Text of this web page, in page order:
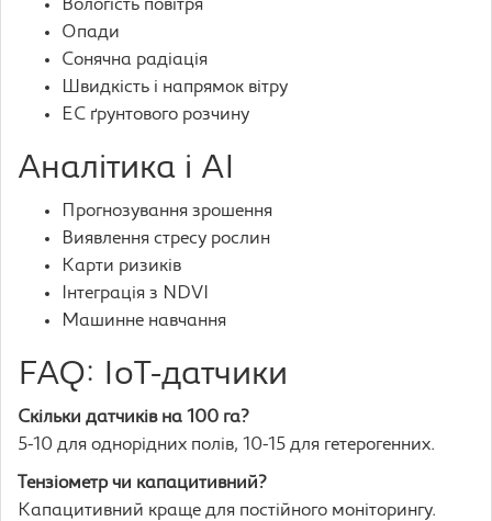
Вологість повітря
Опади
Сонячна радіація
Швидкість і напрямок вітру
EC ґрунтового розчину
Аналітика і AI
Прогнозування зрошення
Виявлення стресу рослин
Карти ризиків
Інтеграція з NDVI
Машинне навчання
FAQ: IoT-датчики
Скільки датчиків на 100 га?
5-10 для однорідних полів, 10-15 для гетерогенних.
Тензіометр чи капацитивний?
Капацитивний краще для постійного моніторингу.